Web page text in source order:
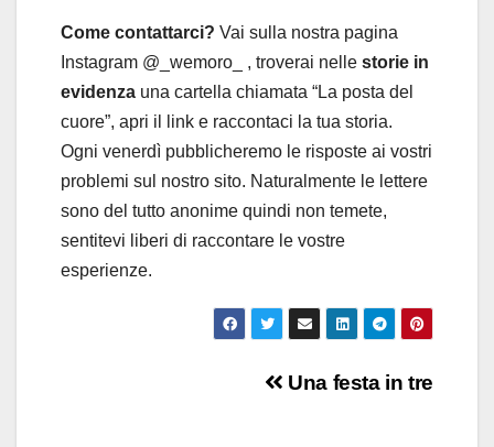
Come contattarci? Vai sulla nostra pagina
Instagram @_wemoro_ , troverai nelle storie in
evidenza una cartella chiamata “La posta del
cuore”, apri il link e raccontaci la tua storia.
Ogni venerdì pubblicheremo le risposte ai vostri
problemi sul nostro sito. Naturalmente le lettere
sono del tutto anonime quindi non temete,
sentitevi liberi di raccontare le vostre
esperienze.
Navigazione
Una festa in tre